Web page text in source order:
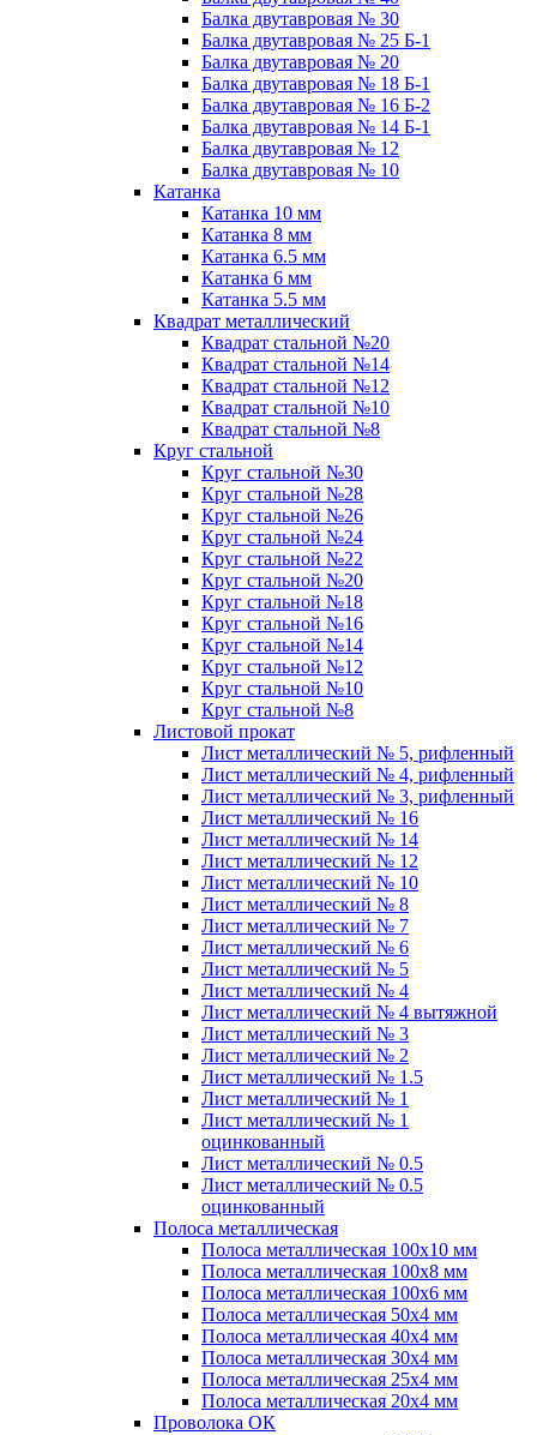
Балка двутавровая № 30
Балка двутавровая № 25 Б-1
Балка двутавровая № 20
Балка двутавровая № 18 Б-1
Балка двутавровая № 16 Б-2
Балка двутавровая № 14 Б-1
Балка двутавровая № 12
Балка двутавровая № 10
Катанка
Катанка 10 мм
Катанка 8 мм
Катанка 6.5 мм
Катанка 6 мм
Катанка 5.5 мм
Квадрат металлический
Квадрат стальной №20
Квадрат стальной №14
Квадрат стальной №12
Квадрат стальной №10
Квадрат стальной №8
Круг стальной
Круг стальной №30
Круг стальной №28
Круг стальной №26
Круг стальной №24
Круг стальной №22
Круг стальной №20
Круг стальной №18
Круг стальной №16
Круг стальной №14
Круг стальной №12
Круг стальной №10
Круг стальной №8
Листовой прокат
Лист металлический № 5, рифленный
Лист металлический № 4, рифленный
Лист металлический № 3, рифленный
Лист металлический № 16
Лист металлический № 14
Лист металлический № 12
Лист металлический № 10
Лист металлический № 8
Лист металлический № 7
Лист металлический № 6
Лист металлический № 5
Лист металлический № 4
Лист металлический № 4 вытяжной
Лист металлический № 3
Лист металлический № 2
Лист металлический № 1.5
Лист металлический № 1
Лист металлический № 1
оцинкованный
Лист металлический № 0.5
Лист металлический № 0.5
оцинкованный
Полоса металлическая
Полоса металлическая 100х10 мм
Полоса металлическая 100х8 мм
Полоса металлическая 100х6 мм
Полоса металлическая 50х4 мм
Полоса металлическая 40х4 мм
Полоса металлическая 30х4 мм
Полоса металлическая 25х4 мм
Полоса металлическая 20х4 мм
Проволока ОК